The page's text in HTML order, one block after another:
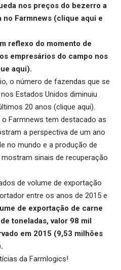
nos preços do bezerro a
Farmnews (clique aqui e
reflexo do momento de
empresários do campo nos
aqui).
o número de fazendas que se
Estados Unidos diminuiu
20 anos (clique aqui).
Farmnews tem destacado as
a perspectiva de um ano
no mundo e a produção de
sinais de recuperação
de volume de exportação
entre os anos de 2015 e
de exportação de carne
toneladas, valor 98 mil
em 2015 (9,53 milhões
da Farmlogics!